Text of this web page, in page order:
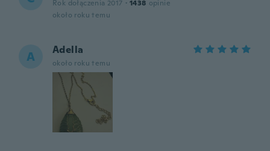
Rok dołączenia 2017 · 1438 opinie
około roku temu
A Adella
około roku temu